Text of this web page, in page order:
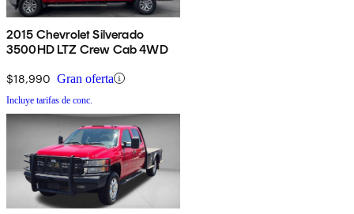
2015 Chevrolet Silverado
3500HD LTZ Crew Cab 4WD
$18,990 Gran oferta
Incluye tarifas de conc.